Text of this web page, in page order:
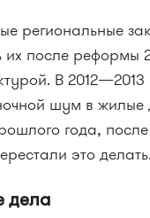
региональные
после реформы
В 2012—2013
шум в
года,
это делать.
дела